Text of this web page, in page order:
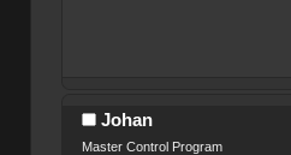
Johan
Master Control Program